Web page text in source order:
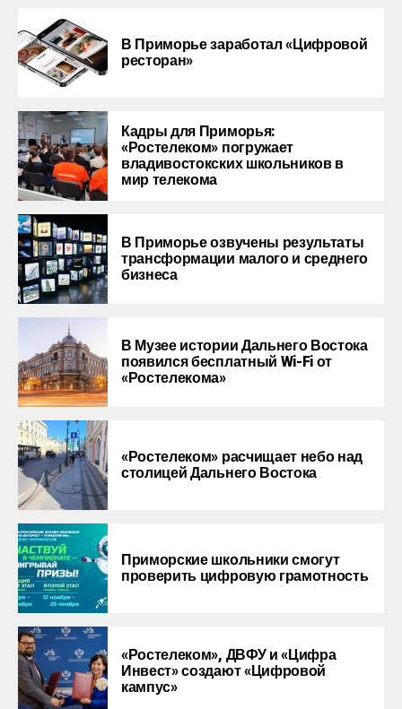
В Приморье заработал «Цифровой
ресторан»
Кадры для Приморья:
«Ростелеком» погружает
владивостокских школьников в
мир телекома
В Приморье озвучены результаты
трансформации малого и среднего
бизнеса
В Музее истории Дальнего Востока
появился бесплатный Wi-Fi от
«Ростелекома»
«Ростелеком» расчищает небо над
столицей Дальнего Востока
Приморские школьники смогут
проверить цифровую грамотность
«Ростелеком», ДВФУ и «Цифра
Инвест» создают «Цифровой
кампус»